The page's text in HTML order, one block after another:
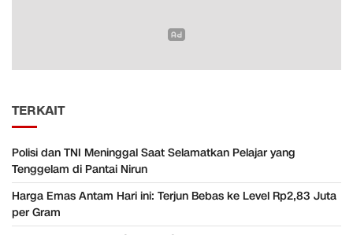
TERKAIT
Polisi dan TNI Meninggal Saat Selamatkan Pelajar yang
Tenggelam di Pantai Nirun
Harga Emas Antam Hari ini: Terjun Bebas ke Level Rp2,83 Juta
per Gram